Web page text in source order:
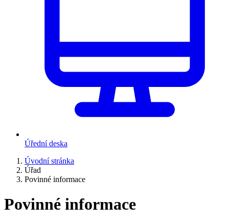
Úřední deska
Úvodní stránka
Úřad
Povinné informace
Povinné informace